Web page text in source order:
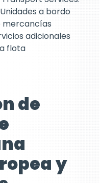
a bordo
mercancías
adicionales
flota
de
y